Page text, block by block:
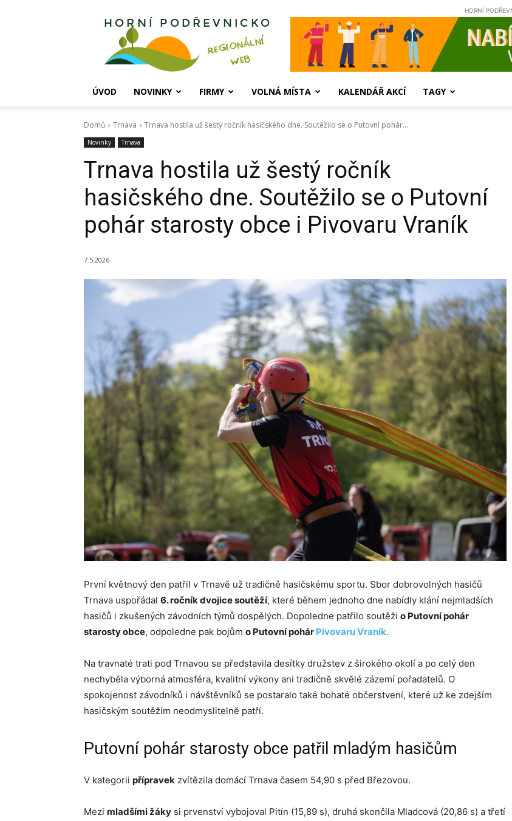
Horní
HORNÍ
ÚVOD NOVINKY FIRMY VOLNÁ MÍSTA KALENDÁŘ AKCÍ TAGY
Domů Trnava Trnava hostila už šestý ročník hasičského dne. Soutěžilo se o Putovní pohár...
Novinky Trnava
Trnava hostila už šestý ročník
hasičského dne. Soutěžilo se o Putovní
pohár starosty obce i Pivovaru Vraník
7.5.2026
První květnový den patřil v Trnavě už tradičně hasičskému sportu. Sbor dobrovolných hasičů
Trnava uspořádal 6. ročník dvojice soutěží, které během jednoho dne nabídly klání nejmladších
hasičů i zkušených závodních týmů dospělých. Dopoledne patřilo soutěži o Putovní pohár
starosty obce, odpoledne pak bojům o Putovní pohár Pivovaru Vraník.
Na travnaté trati pod Trnavou se představila desítky družstev z širokého okolí a po celý den
nechyběla výborná atmosféra, kvalitní výkony ani tradičně skvělé zázemí pořadatelů. O
spokojenost závodníků i návštěvníků se postaralo také bohaté občerstvení, které už ke zdejším
hasičským soutěžím neodmyslitelně patří.
Putovní pohár starosty obce patřil mladým hasičům
V kategorii přípravek zvítězila domácí Trnava časem 54,90 s před Březovou.
Mezi mladšími žáky si prvenství vybojoval Pitín (15,89 s), druhá skončila Mladcová (20,86 s) a třetí